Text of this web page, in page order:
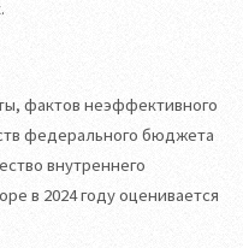
фактов неэффективного
федерального бюджета
внутреннего
в 2024 году оценивается